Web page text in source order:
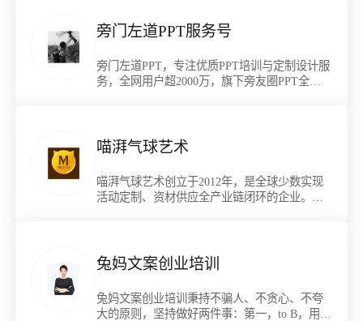
旁门左道PPT服务号
旁门左道PPT，专注优质PPT培训与定制设计服
务，全网用户超2000万，旗下旁友圈PPT全阶
喵湃气球艺术
喵湃气球艺术创立于2012年，是全球少数实现
活动定制、资材供应全产业链闭环的企业。持
兔妈文案创业培训
兔妈文案创业培训秉持不骗人、不贪心、不夸
大的原则，坚持做好两件事：第一，to B，用爆